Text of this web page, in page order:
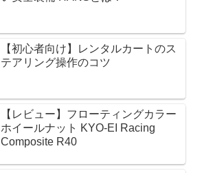
【初心者向け】レンタルカートのス
テアリング操作のコツ
【レビュー】フローティングカラー
ホイールナット KYO-EI Racing
Composite R40